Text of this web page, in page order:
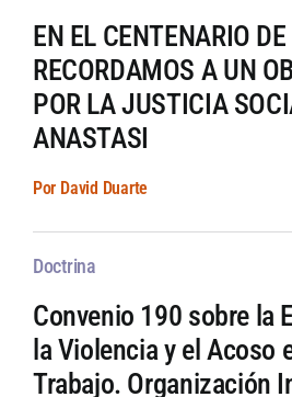
EN EL CENTENARIO
RECORDAMOS A UN
POR LA JUSTICIA
ANASTASI
Por David Duarte
Doctrina
Convenio 190 sobre la
la Violencia y el Acoso
Trabajo. Organización